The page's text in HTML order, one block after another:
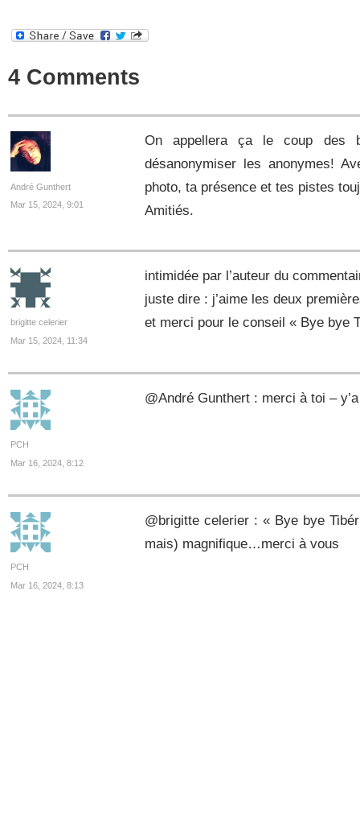
4 Comments
André Gunthert
Mar 15, 2024, 9:01
On appellera ça le coup des
désanonymiser les anonymes!
photo, ta présence et tes pistes
Amitiés.
brigitte celerier
Mar 15, 2024, 11:34
intimidée par l’auteur du
juste dire : j’aime les deux
et merci pour le conseil « Bye bye
PCH
Mar 16, 2024, 8:12
@André Gunthert : merci à toi –
PCH
Mar 16, 2024, 8:13
@brigitte celerier : « Bye bye
mais) magnifique…merci à vous